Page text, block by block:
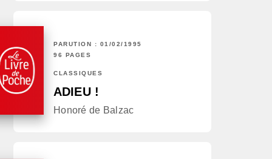
PARUTION : 01/02/1995
96 PAGES
CLASSIQUES
ADIEU !
Honoré de Balzac